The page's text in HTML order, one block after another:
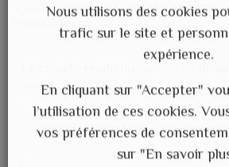
> Actualités>
CONSEIL MUNICIPAL
2025 est disponible ci-dessous
Nous utilisons des cookies
trafic sur le site et
expérience.
En cliquant sur "Accepter"
l’utilisation de ces cookies.
vos préférences de
sur "En savoir